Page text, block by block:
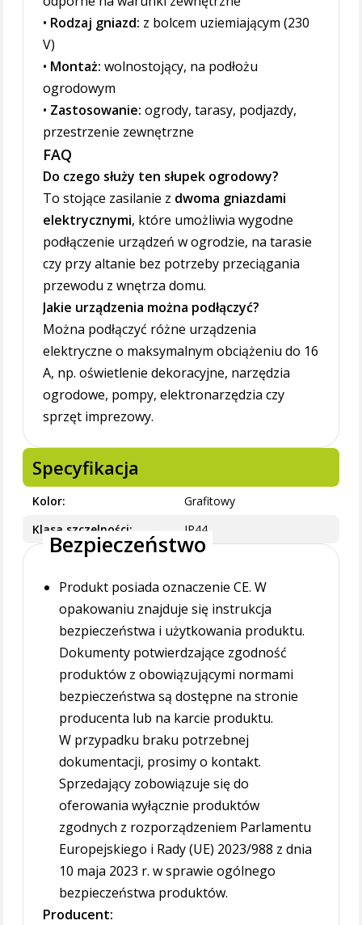
• Rodzaj gniazd: z bolcem uziemiającym (230
V)
• Montaż: wolnostojący, na podłożu
ogrodowym
• Zastosowanie: ogrody, tarasy, podjazdy,
przestrzenie zewnętrzne
FAQ
Do czego służy ten słupek ogrodowy?
To stojące zasilanie z dwoma gniazdami
elektrycznymi, które umożliwia wygodne
podłączenie urządzeń w ogrodzie, na tarasie
czy przy altanie bez potrzeby przeciągania
przewodu z wnętrza domu.
Jakie urządzenia można podłączyć?
Można podłączyć różne urządzenia
elektryczne o maksymalnym obciążeniu do 16
A, np. oświetlenie dekoracyjne, narzędzia
ogrodowe, pompy, elektronarzędzia czy
sprzęt imprezowy.
Specyfikacja
Kolor
Grafitowy
Klasa szczelności
IP44
Bezpieczeństwo
Produkt posiada oznaczenie CE. W
opakowaniu znajduje się instrukcja
bezpieczeństwa i użytkowania produktu.
Dokumenty potwierdzające zgodność
produktów z obowiązującymi normami
bezpieczeństwa są dostępne na stronie
producenta lub na karcie produktu.
W przypadku braku potrzebnej
dokumentacji, prosimy o kontakt.
Sprzedający zobowiązuje się do
oferowania wyłącznie produktów
zgodnych z rozporządzeniem Parlamentu
Europejskiego i Rady (UE) 2023/988 z dnia
10 maja 2023 r. w sprawie ogólnego
bezpieczeństwa produktów.
Producent: